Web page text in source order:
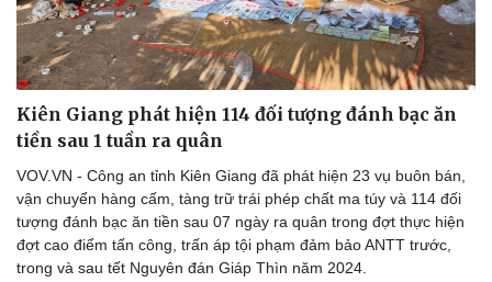
Thể thao
Bóng đá
Ô tô - Xe máy
Ô tô
Kiên Giang phát hiện 114 đối tượng đánh bạc ăn
tiền sau 1 tuần ra quân
VOV.VN - Công an tỉnh Kiên Giang đã phát hiện 23 vụ buôn bán,
vận chuyển hàng cấm, tàng trữ trái phép chất ma túy và 114 đối
tượng đánh bạc ăn tiền sau 07 ngày ra quân trong đợt thực hiện
đợt cao điểm tấn công, trấn áp tội phạm đảm bảo ANTT trước,
trong và sau tết Nguyên đán Giáp Thìn năm 2024.